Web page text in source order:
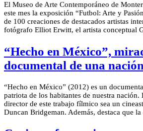
El Museo de Arte Contemporáneo de
este mes la exposición “Futbol: Arte y
de 100 creaciones de destacados artistas
fotógrafo Elliot Erwitt, el artista conceptual
“Hecho en México”,
documental de una nación
“Hecho en México” (2012) es un
patriota de los habitantes de nuestra nación.
director de este trabajo fílmico sea un
Duncan Bridgeman. Además, destaca que